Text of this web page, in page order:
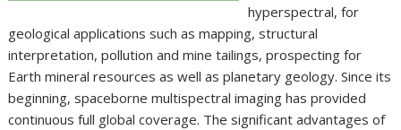
hyperspectral, for
geological applications such as mapping, structural
interpretation, pollution and mine tailings, prospecting for
Earth mineral resources as well as planetary geology. Since its
beginning, spaceborne multispectral imaging has provided
continuous full global coverage. The significant advantages of